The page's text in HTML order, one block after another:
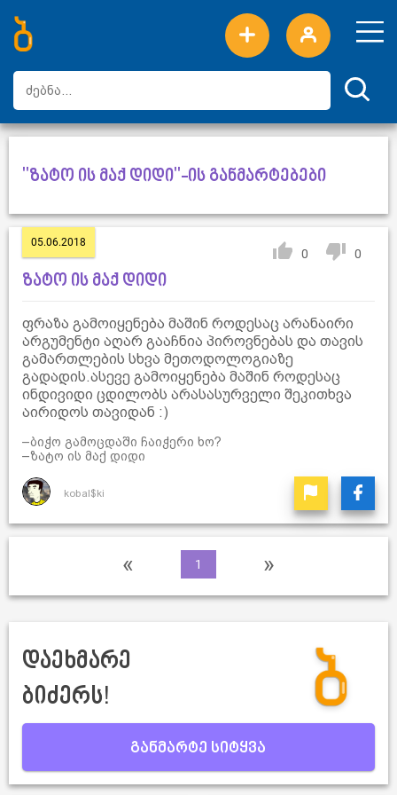
ახალი სიტყვები
ტოპ სიტყვები
დღის ტოპ სიტყვები
ტოპ მომხმარებლები
"ზატო ის მაქ დიდი"-ის განმარტებები
05.06.2018
0 0
ზატო ის მაქ დიდი
ფრაზა გამოიყენება მაშინ როდესაც არანაირი
არგუმენტი აღარ გააჩნია პიროვნებას და თავის
გამართლების სხვა მეთოდოლოგიაზე
გადადის.ასევე გამოიყენება მაშინ როდესაც
ინდივიდი ცდილობს არასასურველი შეკითხვა
აირიდოს თავიდან :)
–ბიჭო გამოცდაში ჩაიჭერი ხო?
–ზატო ის მაქ დიდი
kobal$ki
« 1 »
დაეხმარე
ბიძერს!
განმარტე სიტყვა